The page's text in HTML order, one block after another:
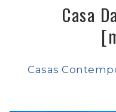
Casa
Casas